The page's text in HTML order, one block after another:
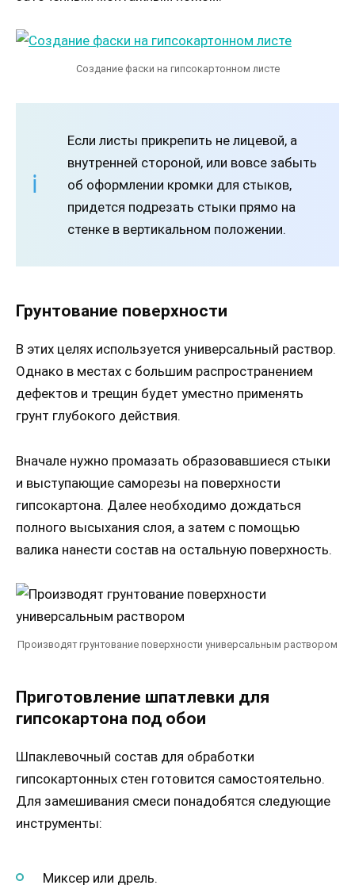
Создание фаски на гипсокартонном листе
Если листы прикрепить не лицевой, а
внутренней стороной, или вовсе забыть
об оформлении кромки для стыков,
придется подрезать стыки прямо на
стенке в вертикальном положении.
Грунтование поверхности
В этих целях используется универсальный раствор.
Однако в местах с большим распространением
дефектов и трещин будет уместно применять
грунт глубокого действия.
Вначале нужно промазать образовавшиеся стыки
и выступающие саморезы на поверхности
гипсокартона. Далее необходимо дождаться
полного высыхания слоя, а затем с помощью
валика нанести состав на остальную поверхность.
Производят грунтование поверхности универсальным раствором
Приготовление шпатлевки для
гипсокартона под обои
Шпаклевочный состав для обработки
гипсокартонных стен готовится самостоятельно.
Для замешивания смеси понадобятся следующие
инструменты:
Миксер или дрель.